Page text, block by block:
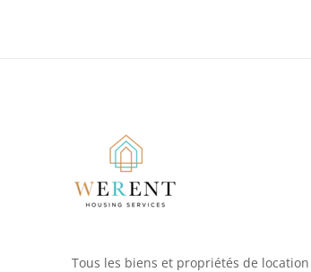
Tous les biens et propriétés de